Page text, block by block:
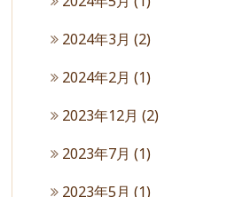
2024年3月 (2)
2024年2月 (1)
2023年12月 (2)
2023年7月 (1)
2023年5月 (1)